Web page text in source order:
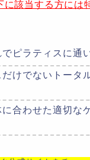
に該当する方には
ピラティスに通
だけでないトータ
に合わせた適切な